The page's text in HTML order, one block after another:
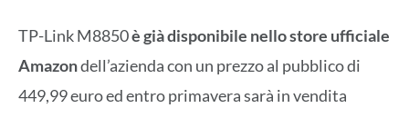
TP-Link M8850è già disponibile nello store ufficiale
Amazondell’azienda con un prezzo al pubblico di
449,99 euro ed entro primavera sarà in vendita